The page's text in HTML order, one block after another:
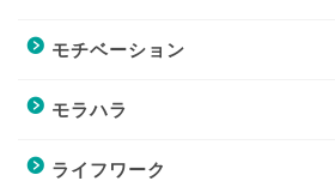
モチベーション
モラハラ
ライフワーク